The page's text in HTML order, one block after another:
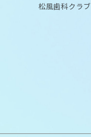
松風歯科クラブ